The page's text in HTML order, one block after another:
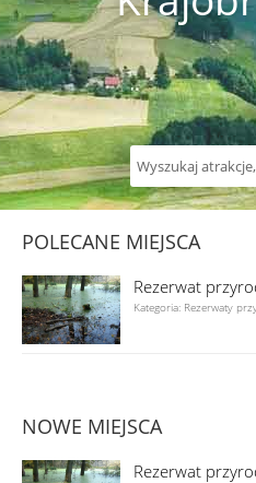
POLECANE MIEJSCA
Rezerwat
Kategoria: Rezerwaty
NOWE MIEJSCA
Rezerwat